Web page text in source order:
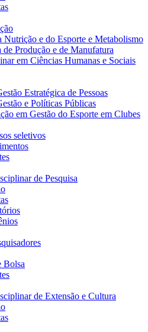
Nutrição e do Esporte e Metabolismo
de Produção e de Manufatura
em Ciências Humanas e Sociais
Estratégica de Pessoas
e Políticas Públicas
em Gestão do Esporte em Clubes
seletivos
de Pesquisa
Bolsa
de Extensão e Cultura